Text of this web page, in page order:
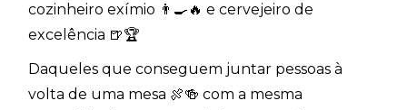
cozinheiro exímio 👨‍🍳🔥 e cervejeiro de
excelência 🍺🏆
Daqueles que conseguem juntar pessoas à
volta de uma mesa 🍖🍻 com a mesma